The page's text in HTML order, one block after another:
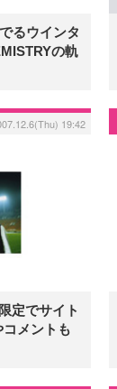
るウインタ
の軌
19:42
定でサイト
メントも